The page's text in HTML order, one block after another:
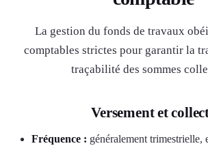
La gestion du fonds de travaux
comptables strictes pour garantir la
traçabilité des sommes
Versement et
Fréquence : généralement trimestrielle,